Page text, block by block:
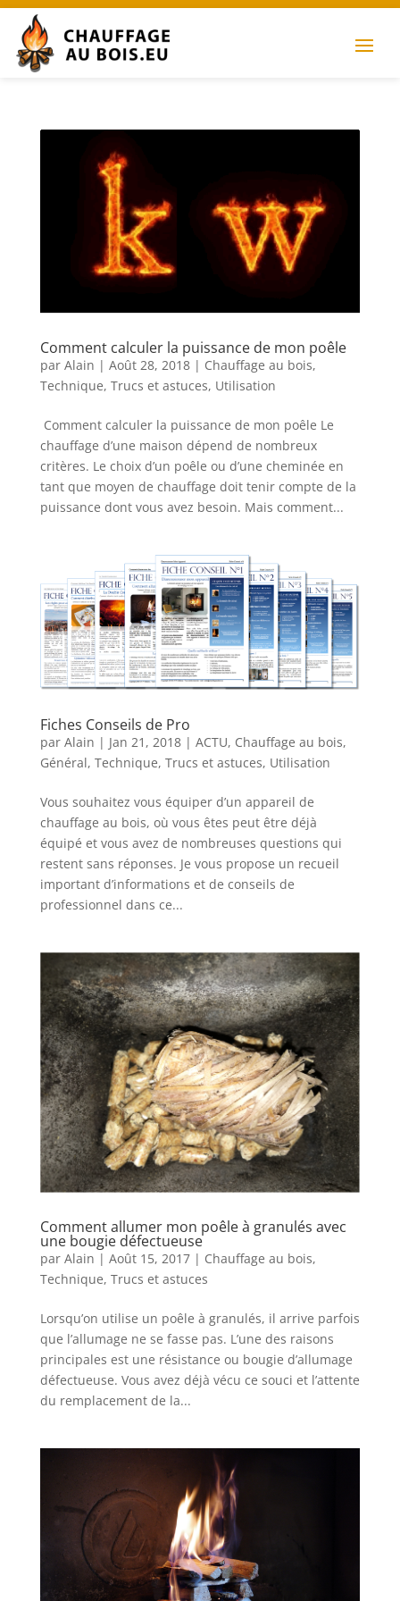
Comment calculer la puissance de mon poêle
par Alain | Août 28, 2018| Chauffage au bois,
Technique, Trucs et astuces, Utilisation
Comment calculer la puissance de mon poêle Le
chauffage d’une maison dépend de nombreux
critères. Le choix d’un poêle ou d’une cheminée en
tant que moyen de chauffage doit tenir compte de la
puissance dont vous avez besoin. Mais comment...
Fiches Conseils de Pro
par Alain | Jan 21, 2018| ACTU, Chauffage au bois,
Général, Technique, Trucs et astuces, Utilisation
Vous souhaitez vous équiper d’un appareil de
chauffage au bois, où vous êtes peut être déjà
équipé et vous avez de nombreuses questions qui
restent sans réponses. Je vous propose un recueil
important d’informations et de conseils de
professionnel dans ce...
Comment allumer mon poêle à granulés avec
une bougie défectueuse
par Alain | Août 15, 2017| Chauffage au bois,
Technique, Trucs et astuces
Lorsqu’on utilise un poêle à granulés, il arrive parfois
que l’allumage ne se fasse pas. L’une des raisons
principales est une résistance ou bougie d’allumage
défectueuse. Vous avez déjà vécu ce souci et l’attente
du remplacement de la...